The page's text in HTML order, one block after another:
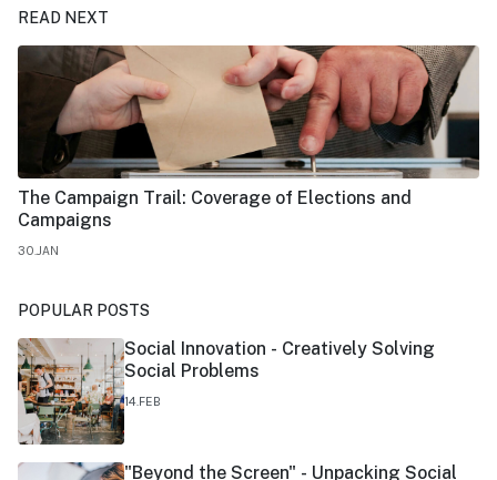
READ NEXT
The Campaign Trail: Coverage of Elections and
Campaigns
30.JAN
POPULAR POSTS
Social Innovation - Creatively Solving
Social Problems
14.FEB
"Beyond the Screen" - Unpacking Social